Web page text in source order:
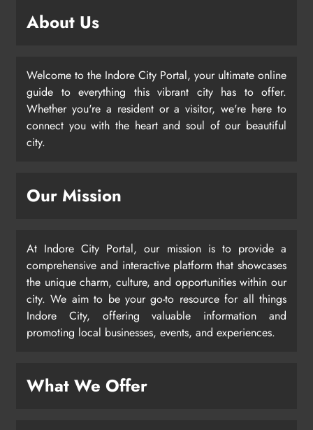
About Us
Welcome to the Indore City Portal, your ultimate online
guide to everything this vibrant city has to offer.
Whether you're a resident or a visitor, we're here to
connect you with the heart and soul of our beautiful
city.
Our Mission
At Indore City Portal, our mission is to provide a
comprehensive and interactive platform that showcases
the unique charm, culture, and opportunities within our
city. We aim to be your go-to resource for all things
Indore City, offering valuable information and
promoting local businesses, events, and experiences.
What We Offer